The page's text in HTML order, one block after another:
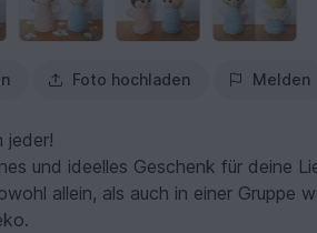
Foto hochladen Melden
jeder!
und ideelles Geschenk für deine
allein, als auch in einer Gruppe